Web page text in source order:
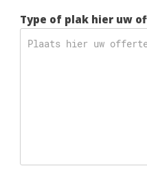
Type of plak hier uw